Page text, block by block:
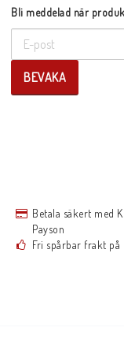
Bli meddelad när
BEVAKA
Betala säkert med
Payson
Fri spårbar frakt